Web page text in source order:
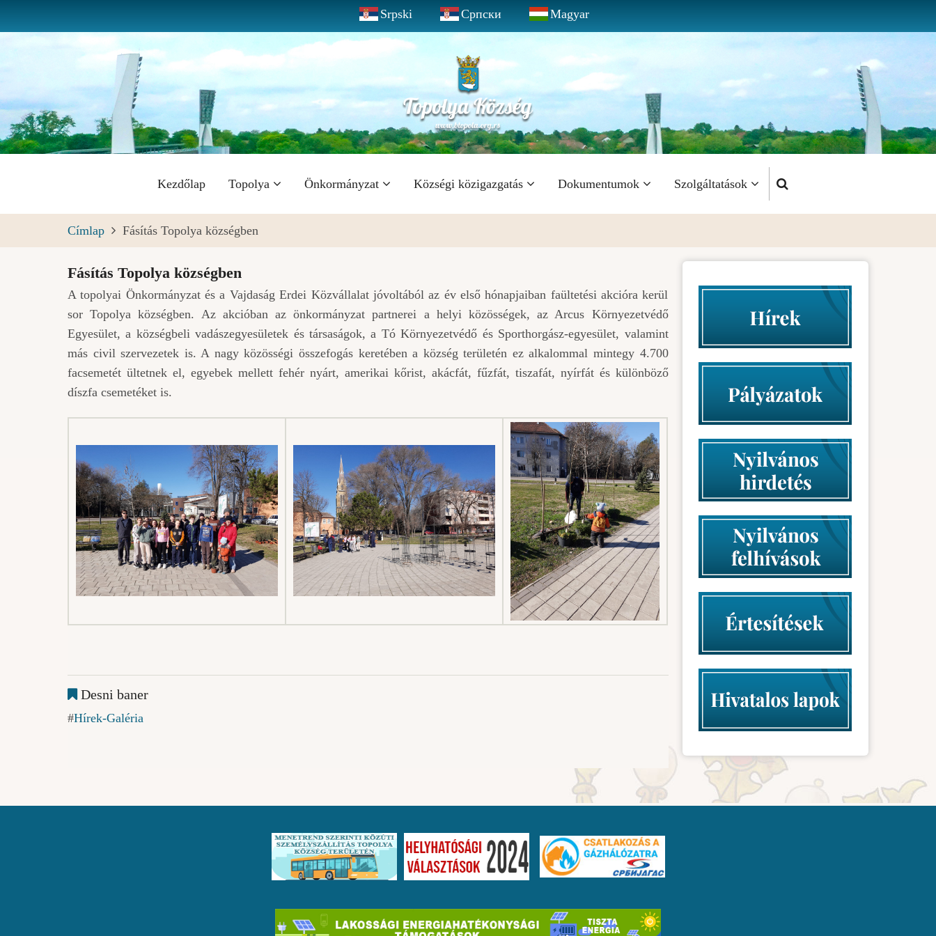
a
tartalomra
Srpski Српски Magyar
Fő
navigáció
Kezdőlap Topolya Önkormányzat Községi közigazgatás Dokumentumok Szolgáltatások
Címlap Fásítás Topolya községben
Fásítás Topolya községben
A topolyai Önkormányzat és a Vajdaság Erdei Közvállalat jóvoltából az év első hónapjaiban faültetési akcióra kerül
sor Topolya községben. Az akcióban az önkormányzat partnerei a helyi közösségek, az Arcus Környezetvédő
Egyesület, a községbeli vadászegyesületek és társaságok, a Tó Környezetvédő és Sporthorgász-egyesület, valamint
más civil szervezetek is. A nagy közösségi összefogás keretében a község területén ez alkalommal mintegy 4.700
facsemetét ültetnek el, egyebek mellett fehér nyárt, amerikai kőrist, akácfát, fűzfát, tiszafát, nyírfát és különböző
díszfa csemetéket is.
Desni baner
Hírek-Galéria